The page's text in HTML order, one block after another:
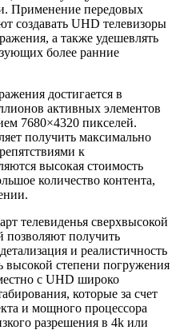
Применение передовых
создавать UHD телевизоры
а также удешевлять
более ранние
достигается в
активных элементов
7680×4320 пикселей.
получить максимально
к
высокая стоимость
количество контента,
телевиденья сверхвысокой
позволяют получить
и реалистичность
высокой степени погружения
с UHD широко
которые за счет
и мощного процессора
разрешения в 4k или